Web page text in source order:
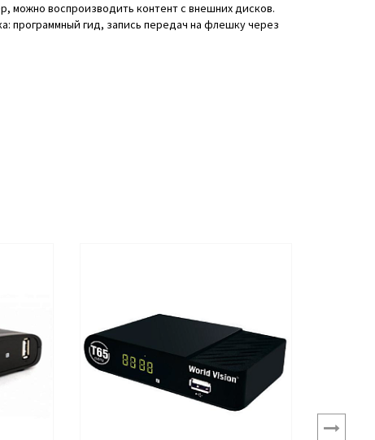
можно воспроизводить контент с внешних дисков.
программный гид, запись передач на флешку через